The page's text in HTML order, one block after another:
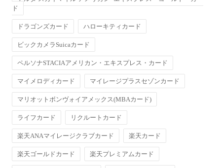
ド
ドラゴンズカード ハローキティカード
ビックカメラSuicaカード
ペルソナSTACIAアメリカン・エキスプレス・カード
マイメロディカード マイレージプラスセゾンカード
マリオットボンヴォイアメックス(MBAカード)
ライフカード リクルートカード
楽天ANAマイレージクラブカード 楽天カード
楽天ゴールドカード 楽天プレミアムカード